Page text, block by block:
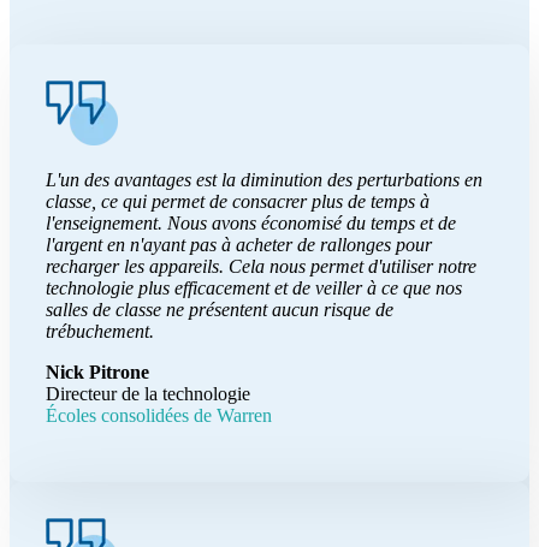
L'un des avantages est la diminution des perturbations en
classe, ce qui permet de consacrer plus de temps à
l'enseignement. Nous avons économisé du temps et de
l'argent en n'ayant pas à acheter de rallonges pour
recharger les appareils. Cela nous permet d'utiliser notre
technologie plus efficacement et de veiller à ce que nos
salles de classe ne présentent aucun risque de
trébuchement.
Nick Pitrone
Directeur de la technologie
Écoles consolidées de Warren